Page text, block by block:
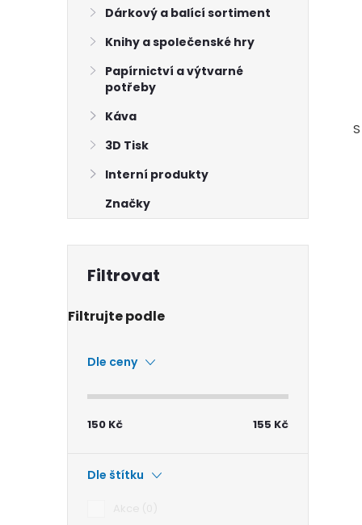
Dárkový a balící sortiment
Knihy a společenské hry
Papírnictví a výtvarné
potřeby
Káva
3D Tisk
Interní produkty
Značky
Dle ceny
150 Kč 155 Kč
Dle štítku